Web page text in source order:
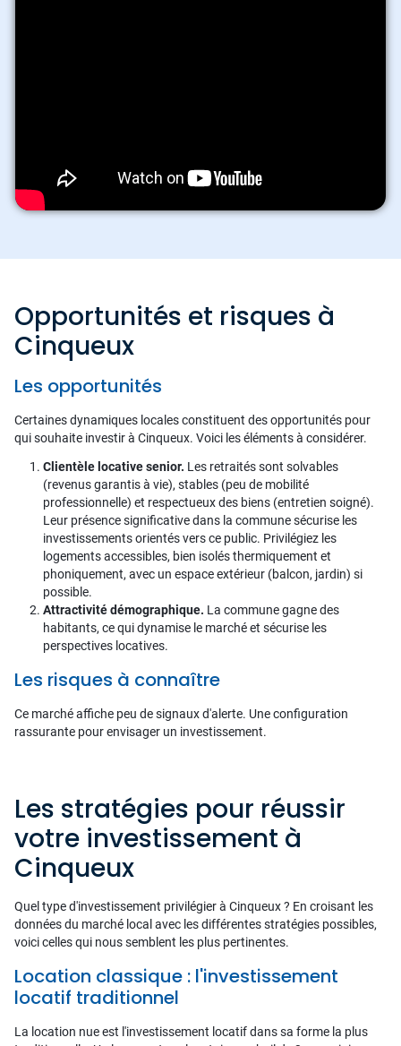
Opportunités et risques à
Cinqueux
Les opportunités
Certaines dynamiques locales constituent des opportunités pour
qui souhaite investir à Cinqueux. Voici les éléments à considérer.
Clientèle locative senior. Les retraités sont solvables
(revenus garantis à vie), stables (peu de mobilité
professionnelle) et respectueux des biens (entretien soigné).
Leur présence significative dans la commune sécurise les
investissements orientés vers ce public. Privilégiez les
logements accessibles, bien isolés thermiquement et
phoniquement, avec un espace extérieur (balcon, jardin) si
possible.
Attractivité démographique. La commune gagne des
habitants, ce qui dynamise le marché et sécurise les
perspectives locatives.
Les risques à connaître
Ce marché affiche peu de signaux d'alerte. Une configuration
rassurante pour envisager un investissement.
Les stratégies pour réussir
votre investissement à
Cinqueux
Quel type d'investissement privilégier à Cinqueux ? En croisant les
données du marché local avec les différentes stratégies possibles,
voici celles qui nous semblent les plus pertinentes.
Location classique : l'investissement
locatif traditionnel
La location nue est l'investissement locatif dans sa forme la plus